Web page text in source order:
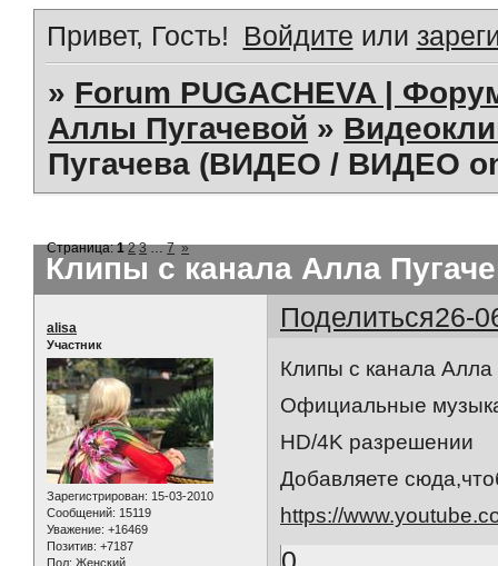
Привет, Гость! Войдите или
» Forum PUGACHEVA |
Аллы Пугачевой »
Пугачева (ВИДЕО / ВИДЕО
Клипы с канала Алла
Страница:1 2 3 … 7 »
Поделиться26-
alisa
Участник
Зарегистрирован: 15-03-2010
Сообщений: 15119
Уважение: +16469
Позитив: +7187
Пол: Женский
Клипы с канала
Официальные
HD/4K разрешении
Добавляете
https://